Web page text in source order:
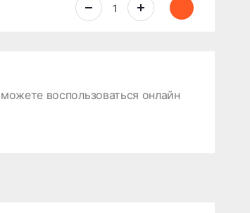
воспользоваться онлайн